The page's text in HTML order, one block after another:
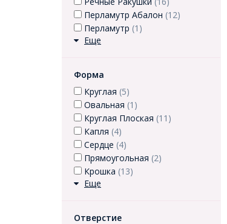
Перламутр Абалон (12)
Перламутр (1)
Еще
Форма
Круглая (5)
Овальная (1)
Круглая Плоская (11)
Капля (4)
Сердце (4)
Прямоугольная (2)
Крошка (13)
Еще
Отверстие